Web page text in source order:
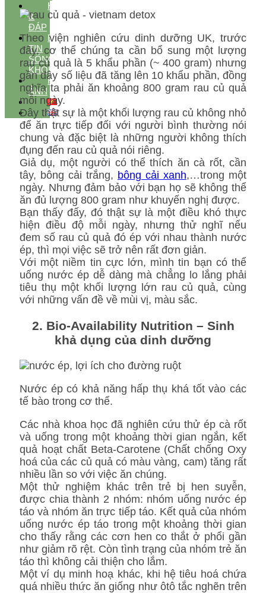
HỎI
&
ĐÁP
BẢN
TIN
SỐNG
KHOẺ
HÌNH
ẢNH
Theo viện nghiên cứu dinh dưỡng UK, trước
đây, cơ thể chúng ta cần bổ sung một lượng
rau củ quả là 5 khẩu phần (~ 400 gram) nhưng
gần đây số liệu đã tăng lên 10 khẩu phần, đồng
nghĩa ta phải ăn khoảng 800 gram rau củ quả
mỗi ngày.
Đây thật sự là một khối lượng rau củ không nhỏ
để ăn trực tiếp đối với người bình thường nói
chung và đặc biệt là những người không thích
đụng đến rau củ quả nói riêng.
Giả dụ, một người có thể thích ăn cà rốt, cần
tây, bông cải trắng, bông cải xanh,…trong một
ngày. Nhưng đảm bảo với bạn họ sẽ không thể
ăn đủ lượng 800 gram như khuyến nghị được.
Bạn thấy đấy, đó thật sự là một điều khó thực
hiện điều độ mỗi ngày, nhưng thử nghĩ nếu
đem số rau củ quả đó ép với nhau thành nước
ép, thì mọi việc sẽ trở nên rất đơn giản.
Với một niềm tin cực lớn, mình tin bạn có thể
uống nước ép dễ dàng mà chẳng lo lắng phải
tiêu thụ một khối lượng lớn rau củ quả, cùng
với những vấn đề về mùi vị, màu sắc.
2. Bio-Availability Nutrition – Sinh
khả dụng của dinh dưỡng
Nước ép có khả năng hấp thụ khá tốt vào các
tế bào trong cơ thể.
Các nhà khoa học đã nghiên cứu thử ép cà rốt
và uống trong một khoảng thời gian ngắn, kết
quả hoạt chất Beta-Carotene (Chất chống Oxy
hoá của các củ quả có màu vàng, cam) tăng rất
nhiều lần so với việc ăn chúng.
Một thử nghiệm khác trên trẻ bị hen suyễn,
được chia thành 2 nhóm: nhóm uống nước ép
táo và nhóm ăn trực tiếp táo. Kết quả của nhóm
uống nước ép táo trong một khoảng thời gian
cho thấy rằng các cơn hen co thắt ở phổi gần
như giảm rõ rệt. Còn tình trạng của nhóm trẻ ăn
táo thì không cải thiện cho lắm.
Một ví dụ minh hoạ khác, khi hệ tiêu hoá chứa
quá nhiều thức ăn giống như ôtô tắc nghẽn trên